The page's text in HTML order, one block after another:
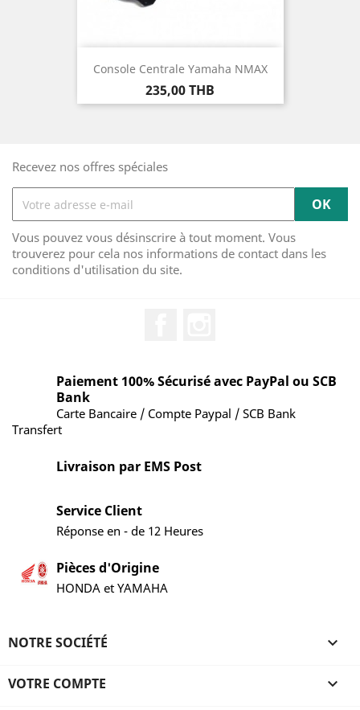
Console Centrale Yamaha NMAX
Prix
235,00 THB
Recevez nos offres spéciales
Vous pouvez vous désinscrire à tout moment. Vous
trouverez pour cela nos informations de contact dans les
conditions d'utilisation du site.
Paiement 100% Sécurisé avec PayPal ou SCB
Bank
Carte Bancaire / Compte Paypal / SCB Bank
Transfert
Livraison par EMS Post
Service Client
Réponse en - de 12 Heures
Pièces d'Origine
HONDA et YAMAHA
NOTRE SOCIÉTÉ 
VOTRE COMPTE 